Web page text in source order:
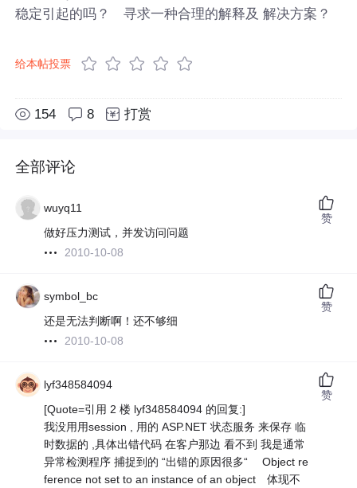
稳定引起的吗？ 寻求一种合理的解释及 解决方案？
给本帖投票
154 8 打赏
全部评论
wuyq11
做好压力测试，并发访问问题
2010-10-08
赞
symbol_bc
还是无法判断啊！还不够细
2010-10-08
赞
lyf348584094
[Quote=引用 2 楼 lyf348584094 的回复:]
我没用用session , 用的 ASP.NET 状态服务 来保存 临
时数据的 ,具体出错代码 在客户那边 看不到 我是通常
异常检测程序 捕捉到的 “出错的原因很多“ Object re
ference not set to an instance of an object 体现不
赞